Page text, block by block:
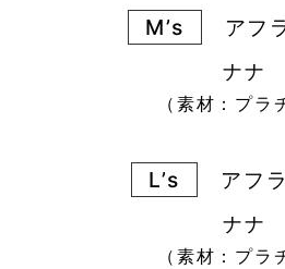
M’s アフ
ナナ
（素材：プラ
L’s アフ
ナナ
（素材：プラ